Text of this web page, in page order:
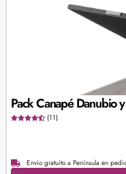
Pack Canapé Danubio
(11)
Envío gratuito a Península en